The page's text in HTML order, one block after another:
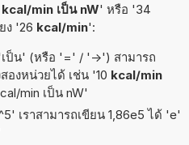
kcal/min เป็น nW' หรือ '34
ง '26 kcal/min':
ป็น' (หรือ '=' / '->') สามารถ
องหน่วยได้ เช่น '10 kcal/min
min เป็น nW'
เราสามารถเขียน 1,86e5 ได้ 'e'